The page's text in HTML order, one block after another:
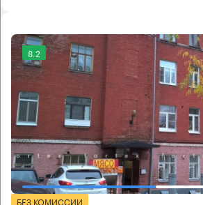
8.2
БЕЗ КОМИССИИ